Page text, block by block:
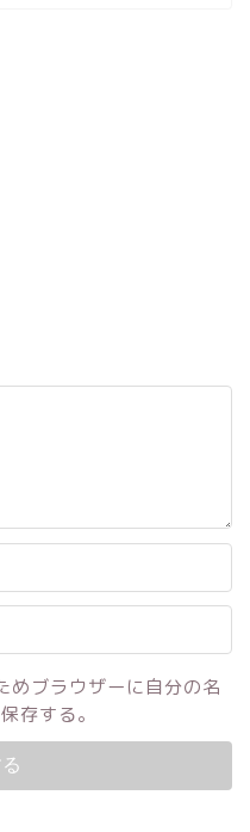
めブラウザーに自分の名
存する。